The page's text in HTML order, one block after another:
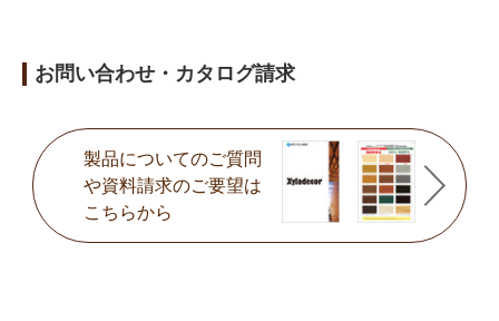
お問い合わせ・カタログ請求
製品についてのご質問
や資料請求のご要望は
こちらから